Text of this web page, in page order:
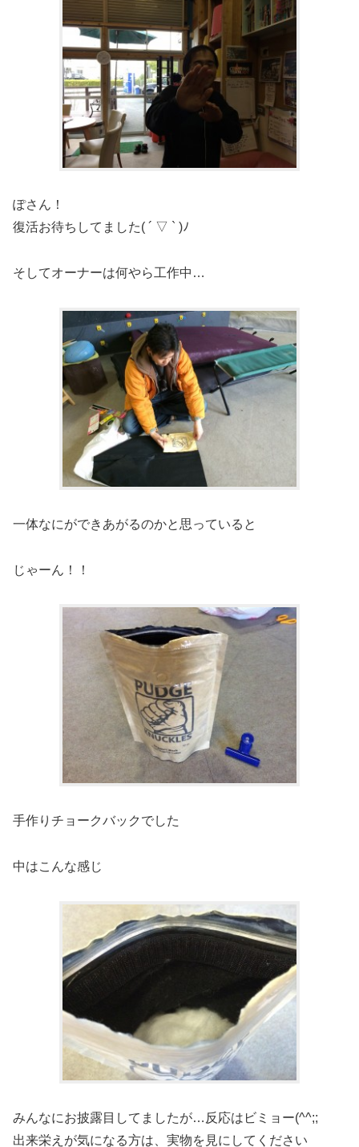
ぽさん！
復活お待ちしてました( ´ ▽ ` )ﾉ
そしてオーナーは何やら工作中…
一体なにができあがるのかと思っていると
じゃーん！！
手作りチョークバックでした
中はこんな感じ
みんなにお披露目してましたが…反応はビミョー(^^;;
出来栄えが気になる方は、実物を見にしてください